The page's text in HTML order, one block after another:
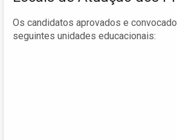
Os candidatos aprovados e
seguintes unidades educacionais: